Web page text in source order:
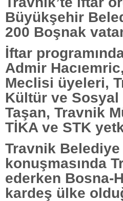
Büyükşehir
200 Boşnak
İftar
Admir
Meclisi üyeleri,
Kültür ve Sosyal
Taşan, Travnik
TİKA ve STK
Travnik Belediye
konuşmasında
ederken Bosna-
kardeş ülke